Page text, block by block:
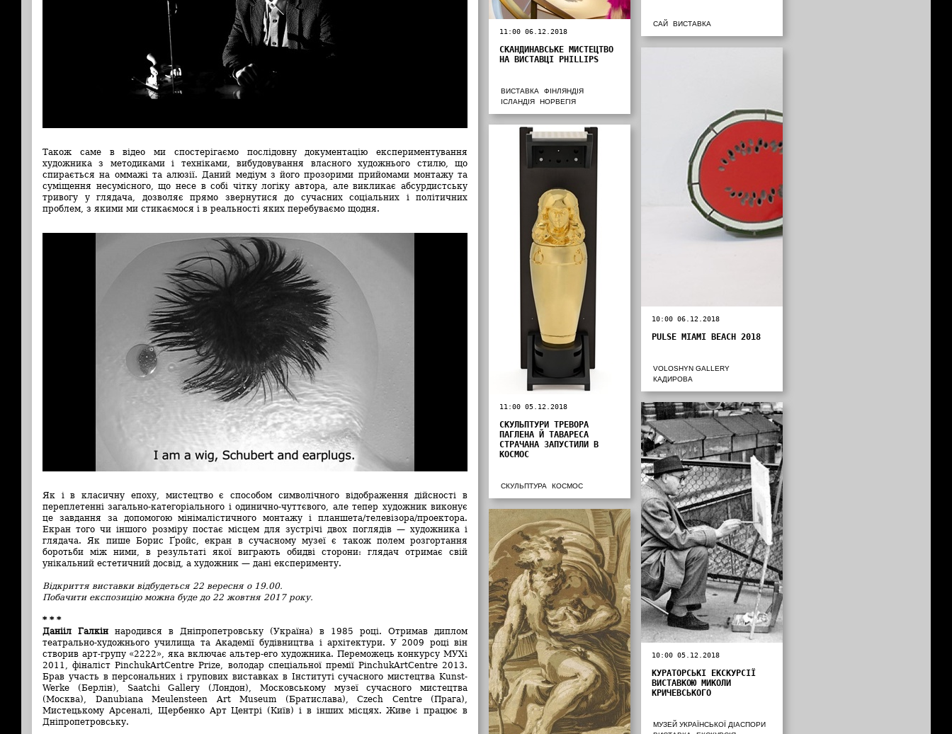
Також саме в відео ми спостерігаємо послідовну документацію експериментування
художника з методиками і техніками, вибудовування власного художнього стилю, що
спирається на оммажі та алюзії. Даний медіум з його прозорими прийомами монтажу та
суміщення несумісного, що несе в собі чітку логіку автора, але викликає абсурдистську
тривогу у глядача, дозволяє прямо звернутися до сучасних соціальних і політичних
проблем, з якими ми стикаємося і в реальності яких перебуваємо щодня.
Як і в класичну епоху, мистецтво є способом символічного відображення дійсності в
переплетенні загально-категоріального і одинично-чуттєвого, але тепер художник виконує
це завдання за допомогою мінімалістичного монтажу і планшета/телевізора/проектора.
Екран того чи іншого розміру постає місцем для зустрічі двох поглядів — художника і
глядача. Як пише Борис Ґройс, екран в сучасному музеї є також полем розгортання
боротьби між ними, в результаті якої виграють обидві сторони: глядач отримає свій
унікальний естетичний досвід, а художник — дані експерименту.
Відкриття виставки відбудеться 22 вересня о 19.00.
Побачити експозицію можна буде до 22 жовтня 2017 року.
* * *
Данііл Галкін народився в Дніпропетровську (Україна) в 1985 році. Отримав диплом
театрально-художнього училища та Академії будівництва і архітектури. У 2009 році він
створив арт-групу «2222», яка включає альтер-его художника. Переможець конкурсу МУХі
2011, фіналіст PinchukArtCentre Prize, володар спеціальної премії PinchukArtCentre 2013.
Брав участь в персональних і групових виставках в Інституті сучасного мистецтва Kunst-
Werke (Берлін), Saatchi Gallery (Лондон), Московському музеї сучасного мистецтва
(Москва), Danubiana Meulensteen Art Museum (Братислава), Czech Centre (Прага),
Мистецькому Арсеналі, Щербенко Арт Центрі (Київ) і в інших місцях. Живе і працює в
Дніпропетровську.
САЙ
ВИСТАВКА
11:00 06.12.2018
СКАНДИНАВСЬКЕ МИСТЕЦТВО
НА ВИСТАВЦІ PHILLIPS
ВИСТАВКА
ФІНЛЯНДІЯ
ІСЛАНДІЯ
НОРВЕГІЯ
10:00 06.12.2018
PULSE MIAMI BEACH 2018
VOLOSHYN GALLERY
КАДИРОВА
11:00 05.12.2018
СКУЛЬПТУРИ ТРЕВОРА
ПАГЛЕНА Й ТАВАРЕСА
СТРАЧАНА ЗАПУСТИЛИ В
КОСМОС
СКУЛЬПТУРА КОСМОС
10:00 05.12.2018
КУРАТОРСЬКІ ЕКСКУРСІЇ
ВИСТАВКОЮ МИКОЛИ
КРИЧЕВСЬКОГО
МУЗЕЙ УКРАЇНСЬКОЇ ДІАСПОРИ